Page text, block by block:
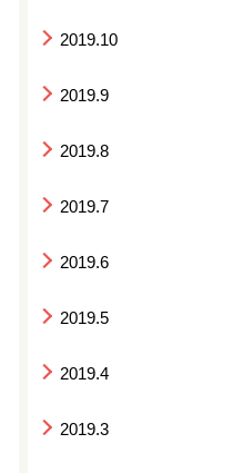
2019.10
2019.9
2019.8
2019.7
2019.6
2019.5
2019.4
2019.3